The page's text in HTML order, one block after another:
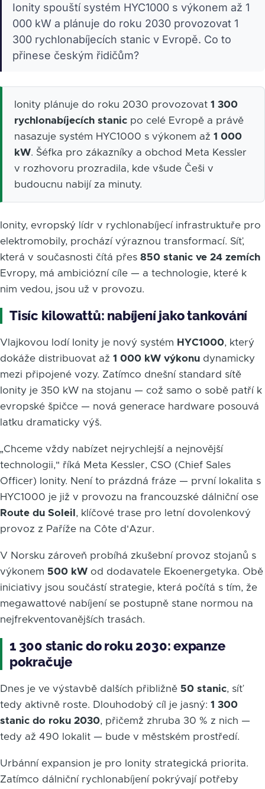
Ionity spouští systém HYC1000 s výkonem až 1
000 kW a plánuje do roku 2030 provozovat 1
300 rychlonabíjecích stanic v Evropě. Co to
přinese českým řidičům?
Ionity plánuje do roku 2030 provozovat 1 300
rychlonabíjecích stanic po celé Evropě a právě
nasazuje systém HYC1000 s výkonem až 1 000
kW. Šéfka pro zákazníky a obchod Meta Kessler
v rozhovoru prozradila, kde všude Češi v
budoucnu nabijí za minuty.
Ionity, evropský lídr v rychlonabíjecí infrastruktuře pro
elektromobily, prochází výraznou transformací. Síť,
která v současnosti čítá přes 850 stanic ve 24 zemích
Evropy, má ambiciózní cíle — a technologie, které k
nim vedou, jsou už v provozu.
Tisíc kilowattů: nabíjení jako tankování
Vlajkovou lodí Ionity je nový systém HYC1000, který
dokáže distribuovat až 1 000 kW výkonu dynamicky
mezi připojené vozy. Zatímco dnešní standard sítě
Ionity je 350 kW na stojanu — což samo o sobě patří k
evropské špičce — nová generace hardware posouvá
laťku dramaticky výš.
„Chceme vždy nabízet nejrychlejší a nejnovější
technologii," říká Meta Kessler, CSO (Chief Sales
Officer) Ionity. Není to prázdná fráze — první lokalita s
HYC1000 je již v provozu na francouzské dálniční ose
Route du Soleil , klíčové trase pro letní dovolenkový
provoz z Paříže na Côte d'Azur.
V Norsku zároveň probíhá zkušební provoz stojanů s
výkonem 500 kW od dodavatele Ekoenergetyka. Obě
iniciativy jsou součástí strategie, která počítá s tím, že
megawattové nabíjení se postupně stane normou na
nejfrekventovanějších trasách.
1 300 stanic do roku 2030: expanze
pokračuje
Dnes je ve výstavbě dalších přibližně 50 stanic, síť
tedy aktivně roste. Dlouhodobý cíl je jasný: 1 300
stanic do roku 2030, přičemž zhruba 30 % z nich —
tedy až 490 lokalit — bude v městském prostředí.
Urbánní expansion je pro Ionity strategická priorita.
Zatímco dálniční rychlonabíjení pokrývají potřeby